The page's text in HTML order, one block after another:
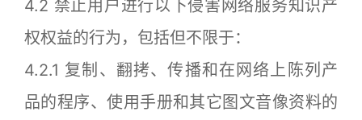
4.2 禁止用户进行以下侵害网络服务知识产
权权益的行为，包括但不限于：
4.2.1 复制、翻拷、传播和在网络上陈列产
品的程序、使用手册和其它图文音像资料的